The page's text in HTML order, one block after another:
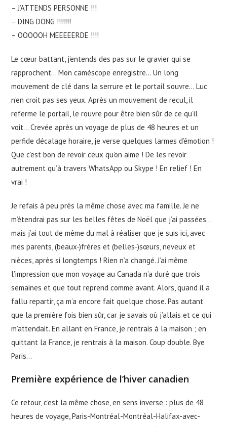
– J’ATTENDS PERSONNE !!!
– DING DONG !!!!!!!
– OOOOOH MEEEEERDE !!!!
Le cœur battant, j’entends des pas sur le gravier qui se
rapprochent… Mon caméscope enregistre… Un long
mouvement de clé dans la serrure et le portail s’ouvre… Luc
n’en croit pas ses yeux. Après un mouvement de recul, il
referme le portail, le rouvre pour être bien sûr de ce qu’il
voit… Crevée après un voyage de plus de 48 heures et un
perfide décalage horaire, je verse quelques larmes d’émotion !
Que c’est bon de revoir ceux qu’on aime ! De les revoir
autrement qu’à travers WhatsApp ou Skype ! En relief ! En
vrai !
Je refais à peu près la même chose avec ma famille. Je ne
m’étendrai pas sur les belles fêtes de Noël que j’ai passées…
mais j’ai tout de même du mal à réaliser que je suis ici, avec
mes parents, (beaux-)frères et (belles-)sœurs, neveux et
nièces, après si longtemps ! Rien n’a changé. J’ai même
l’impression que mon voyage au Canada n’a duré que trois
semaines et que tout reprend comme avant. Alors, quand il a
fallu repartir, ça m’a encore fait quelque chose. Pas autant
que la première fois bien sûr, car je savais où j’allais et ce qui
m’attendait. En allant en France, je rentrais à la maison ; en
quittant la France, je rentrais à la maison. Coup double. Bye
Paris…
Première expérience de l’hiver canadien
Ce retour, c’est la même chose, en sens inverse : plus de 48
heures de voyage, Paris-Montréal-Montréal-Halifax-avec-